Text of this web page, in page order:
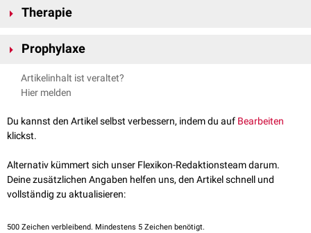
Gewebs
ischämie
injectionem. Im weiteren Verlauf kommt es zur Blässe, livider Verfärbung
Abhängigkeit des betroffenen Gefäßes können auch
sein, deren Minderversorgung sich in Muskel- und/oder
Sensibilitätsstörungen
äußert.
Therapie
und chirurgischen Nekrose- (ggf.
Prophylaxe
Zur Verhinderung der E.c.m. ist bei jeder i.m- Injektion vor
Injektionslösung
Artikelinhalt ist veraltet?
Hier melden
Du kannst den Artikel selbst verbessern, indem du auf Bearbeiten
klickst.
Alternativ kümmert sich unser Flexikon-Redaktionsteam darum.
Deine zusätzlichen Angaben helfen uns, den Artikel schnell und
vollständig zu aktualisieren:
500 Zeichen verbleibend. Mindestens 5 Zeichen benötigt.